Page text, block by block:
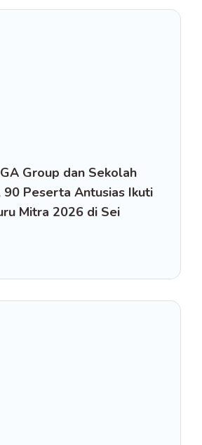
Group dan Sekolah
90 Peserta Antusias Ikuti
Mitra 2026 di Sei